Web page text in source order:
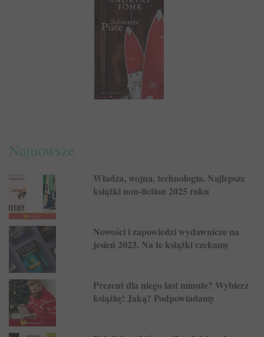
Najnowsze
Władza, wojna, technologia. Najlepsze
książki non-fiction 2025 roku
Nowości i zapowiedzi wydawnicze na
jesień 2023. Na te książki czekamy
Prezent dla niego last minute? Wybierz
książkę! Jaką? Podpowiadamy